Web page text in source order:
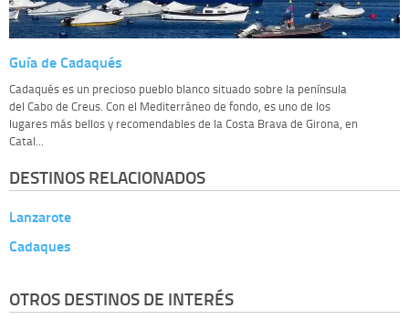
Guía de Cadaqués
Cadaqués es un precioso pueblo blanco situado sobre la península
del Cabo de Creus. Con el Mediterráneo de fondo, es uno de los
lugares más bellos y recomendables de la Costa Brava de Girona, en
Catal...
DESTINOS RELACIONADOS
Lanzarote
Cadaques
OTROS DESTINOS DE INTERÉS